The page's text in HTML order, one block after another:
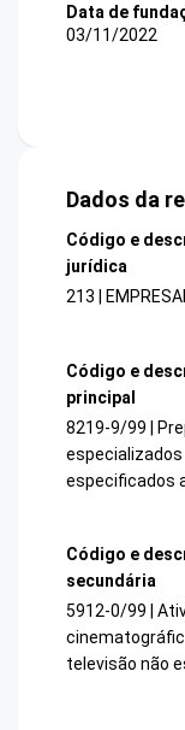
Data de
03/11/2022
Dados da
Código e
jurídica
213 |
Código e
principal
8219-9/99 |
especificados
Código e
secundária
5912-0/99 |
televisão não